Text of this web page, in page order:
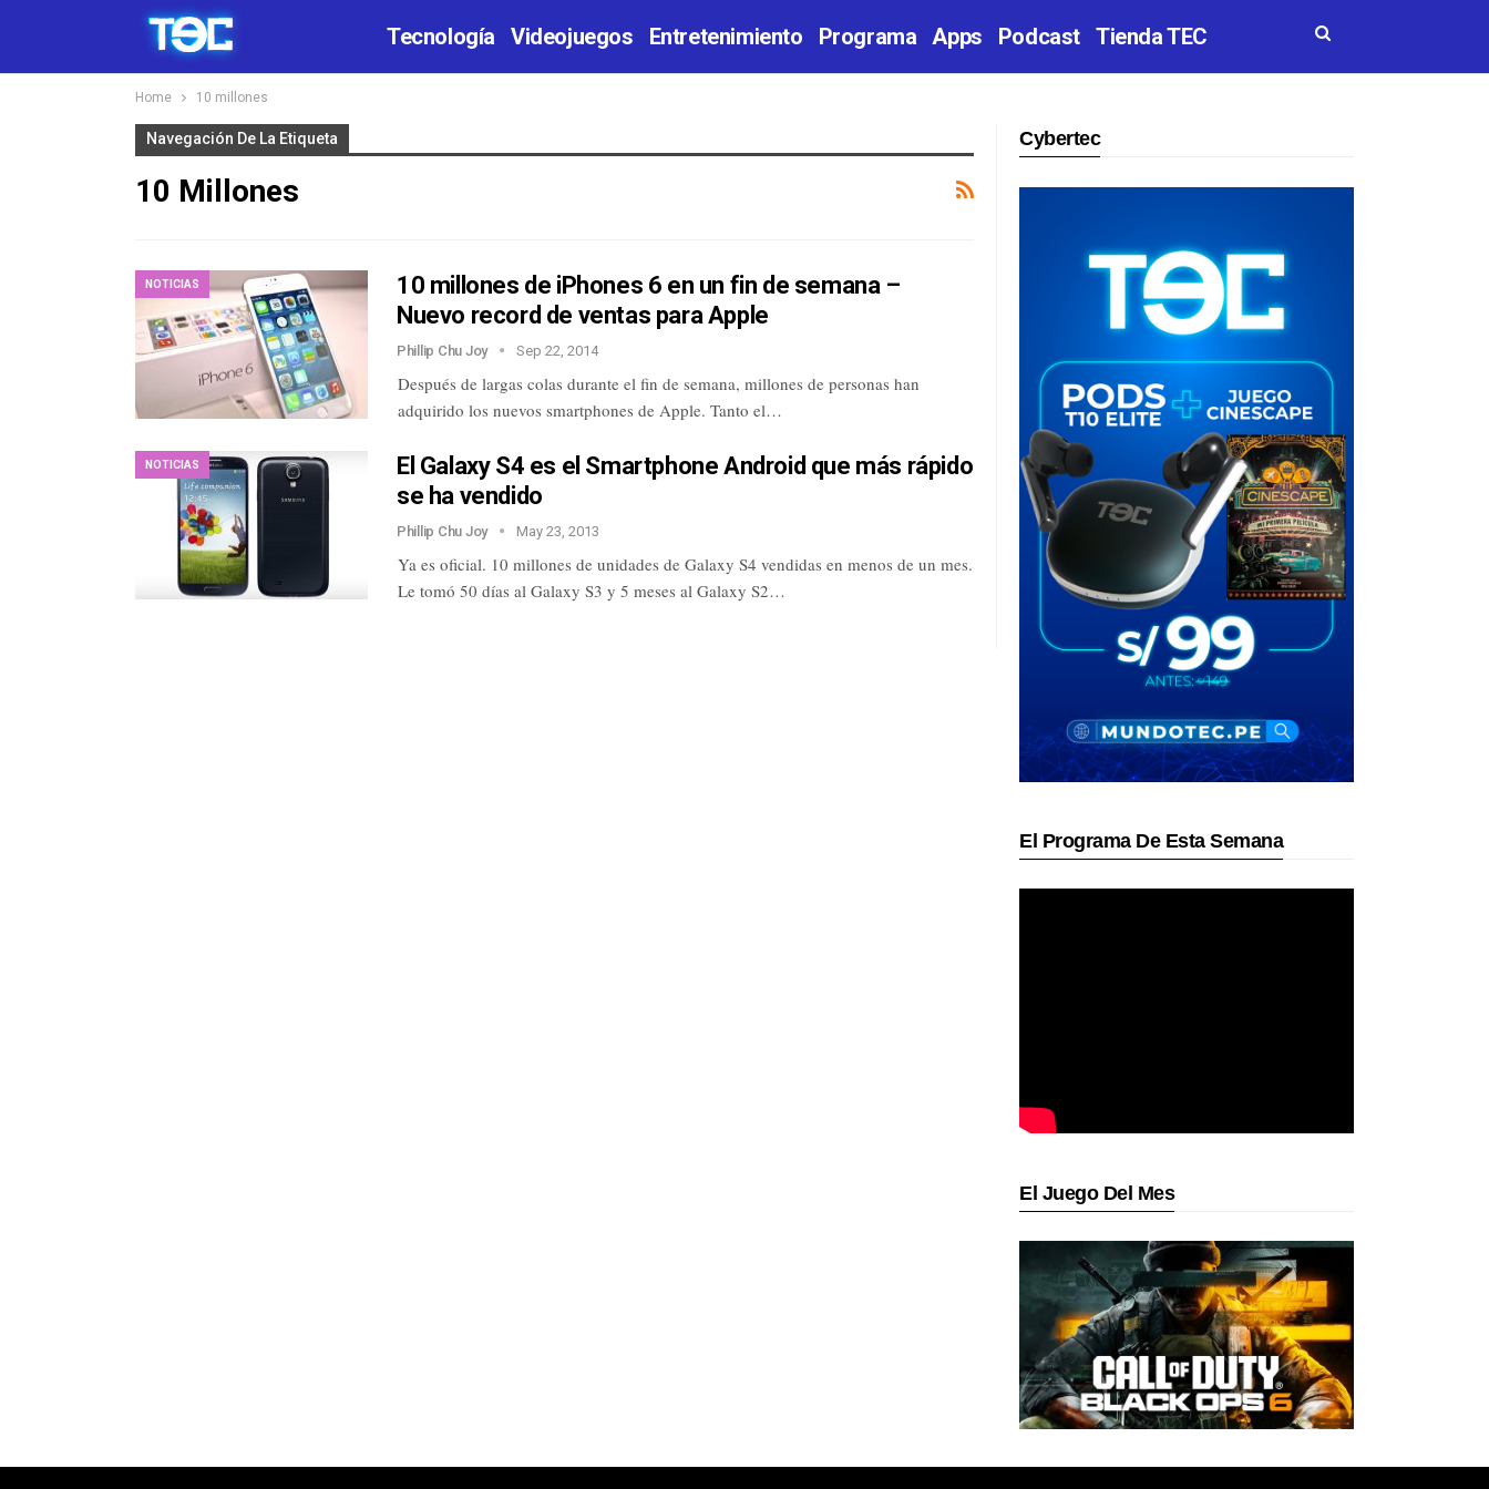
Tecnología Videojuegos Entretenimiento Programa Apps Podcast Tienda TEC
Home 10 millones
Navegación De La Etiqueta
10 Millones
NOTICIAS
10 millones de iPhones 6 en un fin de semana –
Nuevo record de ventas para Apple
Phillip Chu Joy Sep 22, 2014
Después de largas colas durante el fin de semana, millones de personas han
adquirido los nuevos smartphones de Apple. Tanto el…
NOTICIAS
El Galaxy S4 es el Smartphone Android que más rápido
se ha vendido
Phillip Chu Joy May 23, 2013
Ya es oficial. 10 millones de unidades de Galaxy S4 vendidas en menos de un mes.
Le tomó 50 días al Galaxy S3 y 5 meses al Galaxy S2…
Cybertec
El Programa De Esta Semana
El Juego Del Mes